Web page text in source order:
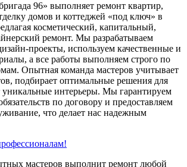
96» выполняет ремонт квартир,
домов и коттеджей «под ключ» в
косметический, капитальный,
ремонт. Мы разрабатываем
проекты, используем качественные и
а все работы выполняем строго по
Опытная команда мастеров учитывает
подбирает оптимальные решения для
уникальные интерьеры. Мы гарантируем
по договору и предоставляем
что делает нас надежным
мастеров выполнит ремонт любой